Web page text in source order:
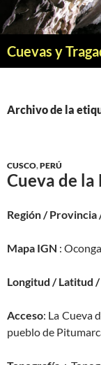
Saltar
al
Cuevas y
Archivo de la
CUSCO,PERÚ
Cueva de la
Región /
Mapa IGN :
Longitud / Latitud
Acceso: La Cueva
pueblo de